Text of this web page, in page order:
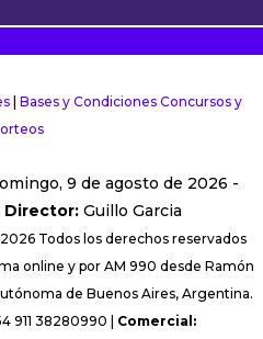
| Bases y Condiciones Concursos y
9 de agosto de 2026 -
Director:Guillo Garcia
Todos los derechos reservados
online y por AM 990 desde Ramón
de Buenos Aires, Argentina.
911 38280990 | Comercial: